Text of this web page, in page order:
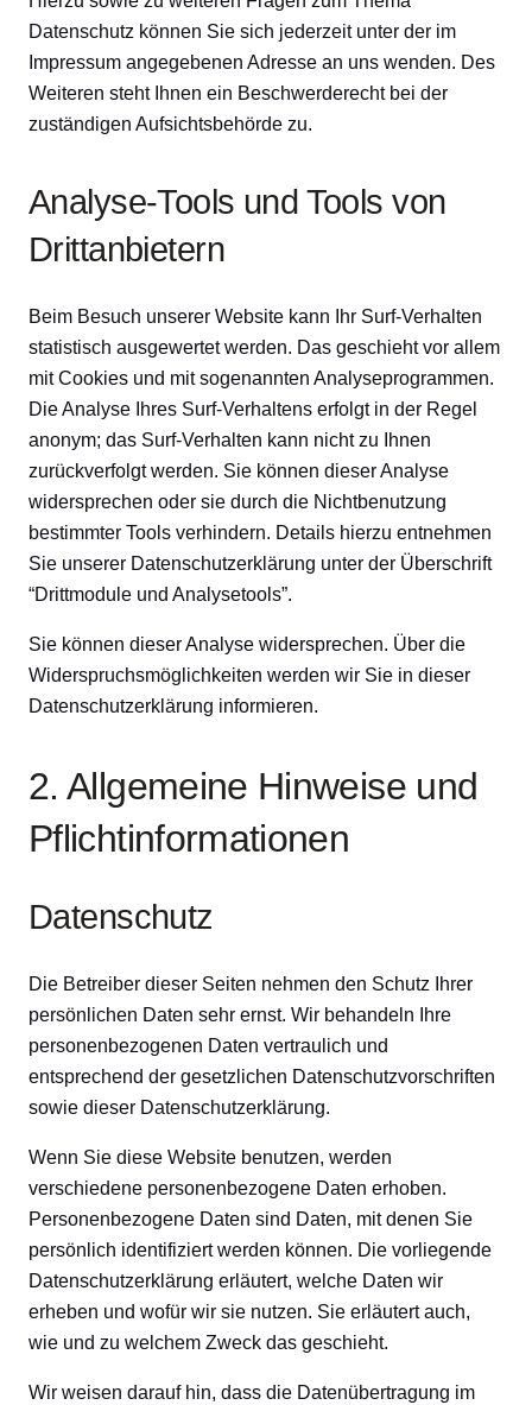
Datenschutz können Sie sich jederzeit unter der im
Impressum angegebenen Adresse an uns wenden. Des
Weiteren steht Ihnen ein Beschwerderecht bei der
zuständigen Aufsichtsbehörde zu.
Analyse-Tools und Tools von
Drittanbietern
Beim Besuch unserer Website kann Ihr Surf-Verhalten
statistisch ausgewertet werden. Das geschieht vor allem
mit Cookies und mit sogenannten Analyseprogrammen.
Die Analyse Ihres Surf-Verhaltens erfolgt in der Regel
anonym; das Surf-Verhalten kann nicht zu Ihnen
zurückverfolgt werden. Sie können dieser Analyse
widersprechen oder sie durch die Nichtbenutzung
bestimmter Tools verhindern. Details hierzu entnehmen
Sie unserer Datenschutzerklärung unter der Überschrift
“Drittmodule und Analysetools”.
Sie können dieser Analyse widersprechen. Über die
Widerspruchsmöglichkeiten werden wir Sie in dieser
Datenschutzerklärung informieren.
2. Allgemeine Hinweise und
Pflichtinformationen
Datenschutz
Die Betreiber dieser Seiten nehmen den Schutz Ihrer
persönlichen Daten sehr ernst. Wir behandeln Ihre
personenbezogenen Daten vertraulich und
entsprechend der gesetzlichen Datenschutzvorschriften
sowie dieser Datenschutzerklärung.
Wenn Sie diese Website benutzen, werden
verschiedene personenbezogene Daten erhoben.
Personenbezogene Daten sind Daten, mit denen Sie
persönlich identifiziert werden können. Die vorliegende
Datenschutzerklärung erläutert, welche Daten wir
erheben und wofür wir sie nutzen. Sie erläutert auch,
wie und zu welchem Zweck das geschieht.
Wir weisen darauf hin, dass die Datenübertragung im